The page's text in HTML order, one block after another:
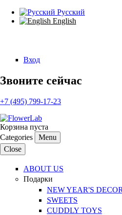
Русский
English
Вход
Звоните сейчас
+7 (495) 799-17-23
Корзина пуста
Categories
Menu
Close
ABOUT US
Подарки
NEW YEAR'S
SWEETS
CUDDLY TOYS